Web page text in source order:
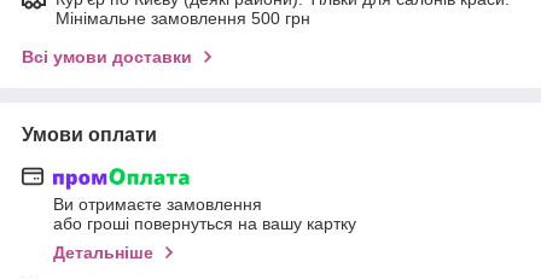
Мінімальне замовлення 500 грн
Всі умови доставки
Умови оплати
Ви отримаєте замовлення
або гроші повернуться на вашу картку
Детальніше